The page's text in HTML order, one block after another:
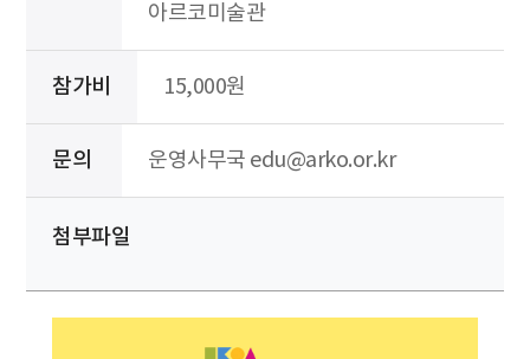
아르코미술관
참가비 15,000원
문의 운영사무국 edu@arko.or.kr
첨부파일